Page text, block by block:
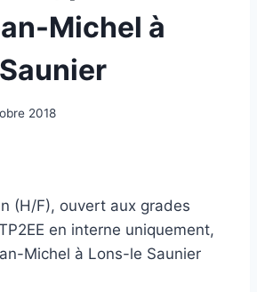
Michel à
2018
(H/F), ouvert aux grades
en interne uniquement,
Michel à Lons-le Saunier